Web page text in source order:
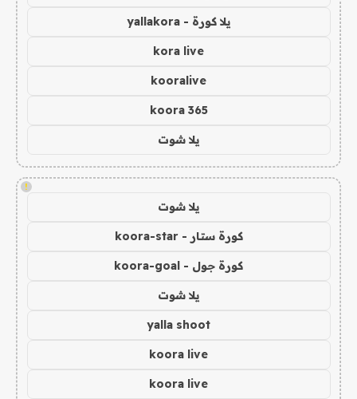
يلا كورة - yallakora
kora live
kooralive
koora 365
يلا شوت
!
يلا شوت
كورة ستار - koora-star
كورة جول - koora-goal
يلا شوت
yalla shoot
koora live
koora live